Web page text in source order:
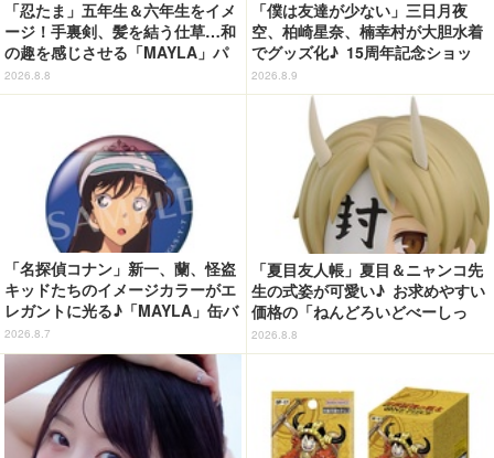
「忍たま」五年生＆六年生をイメ
ージ！手裏剣、髪を結う仕草…和
の趣を感じさせる「MAYLA」パ
ンプス
2026.8.8
「僕は友達が少ない」三日月夜
空、柏崎星奈、楠幸村が大胆水着
でグッズ化♪ 15周年記念ショッ
プ、アニメイト秋葉原2号館に期
間限定オープン☆
2026.8.9
「名探偵コナン」新一、蘭、怪盗
キッドたちのイメージカラーがエ
レガントに光る♪「MAYLA」缶バ
ッジの全種セットがお得に！【3
0％オフセール】
2026.8.7
「夏目友人帳」夏目＆ニャンコ先
生の式姿が可愛い♪ お求めやすい
価格の「ねんどろいどべーしっ
く」から登場！ ちんまい二人が
並んだ姿にキュン☆
2026.8.8